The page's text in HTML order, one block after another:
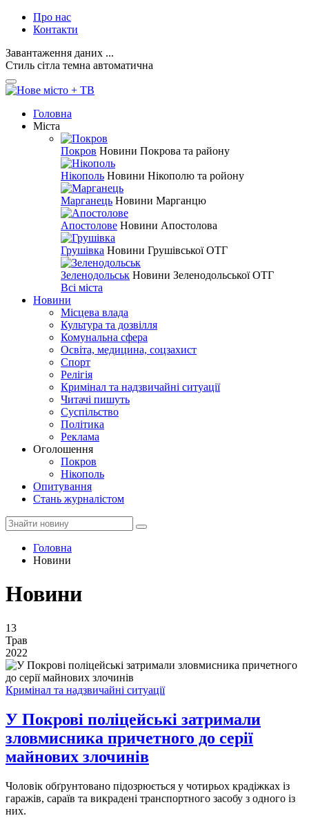
Про нас
Контакти
Завантаження даних ...
Стиль сітла темна автоматична
Головна
Міста
Покров Новини Покрова та району
Нікополь Новини Нікополю та ройону
Марганець Новини Марганцю
Апостолове Новини Апостолова
Грушівка Новини Грушівської ОТГ
Зеленодольськ Новини Зеленодольської ОТГ
Всі міста
Новини
Місцева влада
Культура та дозвілля
Комунальна сфера
Освіта, медицина, соцзахист
Спорт
Релігія
Кримінал та надзвичайні ситуації
Читачі пишуть
Суспільство
Політика
Реклама
Оголошення
Покров
Нікополь
Опитування
Стань журналістом
Головна
Новини
Новини
13
Трав
2022
Кримінал та надзвичайні ситуації
У Покрові поліцейські затримали
зловмисника причетного до серії
майнових злочинів
Чоловік обґрунтовано підозрюється у чотирьох крадіжках із
гаражів, сараїв та викрадені транспортного засобу з одного із
них.